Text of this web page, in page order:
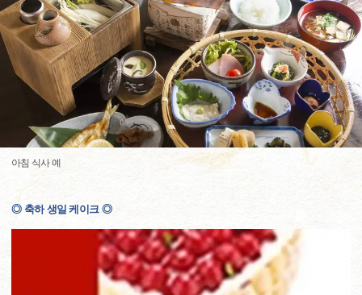
아침 식사 예
◎ 축하 생일 케이크 ◎